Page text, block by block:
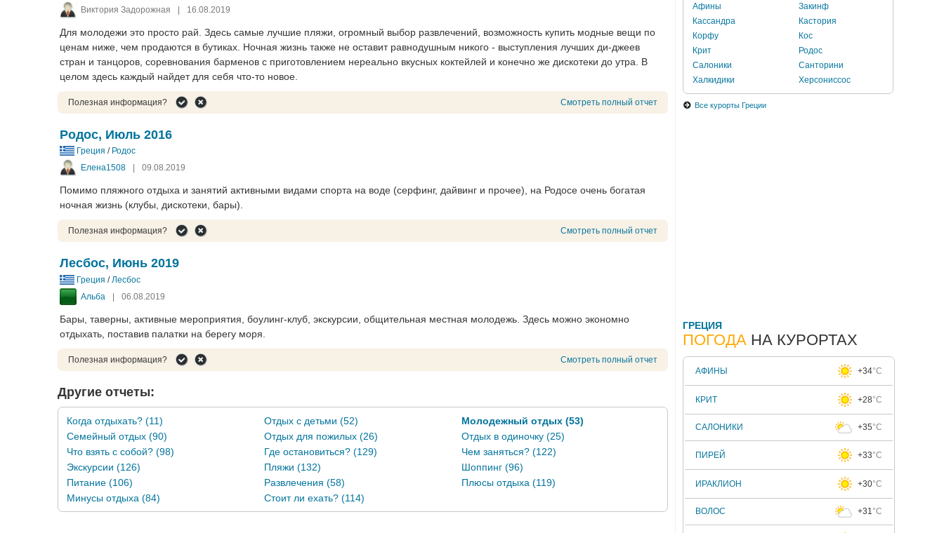
Виктория Задорожная
| 16.08.2019
Для молодежи это просто рай. Здесь самые лучшие пляжи, огромный выбор развлечений, возможность купить модные вещи по
ценам ниже, чем продаются в бутиках. Ночная жизнь также не оставит равнодушным никого - выступления лучших ди-джеев
стран и танцоров, соревнования барменов с приготовлением нереально вкусных коктейлей и конечно же дискотеки до утра. В
целом здесь каждый найдет для себя что-то новое.
Полезная информация? Смотреть полный отчет
Родос, Июль 2016
Греция / Родос
Елена1508
09.08.2019
Помимо пляжного отдыха и занятий активными видами спорта на воде (серфинг, дайвинг и прочее), на Родосе очень богатая
ночная жизнь (клубы, дискотеки, бары).
Полезная информация? Смотреть полный отчет
Лесбос, Июнь 2019
Греция /Лесбос
Альба
06.08.2019
Бары, таверны, активные мероприятия, боулинг-клуб, экскурсии, общительная местная молодежь. Здесь можно экономно
отдыхать, поставив палатки на берегу моря.
Полезная информация? Смотреть полный отчет
Другие отчеты:
Когда отдыхать? (11) Отдых с детьми (52)
Молодежный отдых (53)
Семейный отдых (90)
Отдых для пожилых (26)
Отдых в одиночку (25)
Что взять с собой? (98)
Где остановиться? (129)
Чем заняться? (122)
Экскурсии (126)
Пляжи (132)
Шоппинг (96)
Питание (106)
Развлечения (58)
Плюсы отдыха (119)
Минусы отдыха (84)
Стоит ли ехать? (114)
Афины
Закинф
Кассандра
Кастория
Корфу
Кос
Крит
Родос
Салоники
Санторини
Халкидики
Херсониссос
Все курорты Греции
ГРЕЦИЯ
ПОГОДА НА КУРОРТАХ
АФИНЫ +34°C
КРИТ +28°C
САЛОНИКИ +35°C
ПИРЕЙ +33°C
ИРАКЛИОН +30°C
ВОЛОС +31°C